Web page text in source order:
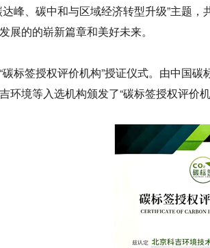
达峰、碳中和与区域经济转型升级”主题
展的的崭新篇章和美好未来。
碳标签授权评价机构”授证仪式。由中国
环境等入选机构颁发了“碳标签授权评价